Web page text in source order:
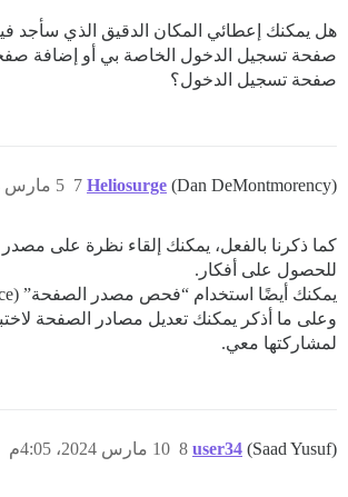
هل يمكنك إعطائي المكان الدقيق الذي سأجد
صفحة تسجيل الدخول الخاصة بي أو إضافة
صفحة تسجيل الدخول؟
Heliosurge (Dan DeMontmorency) 5 مارس 2024، 5:45م 7
للحصول على أفكار.
وعلى ما أذكر يمكنك تعديل مصادر الصفحة
لمشاركتها معي.
user34 (Saad Yusuf) 10 مارس 2024، 4:05م 8